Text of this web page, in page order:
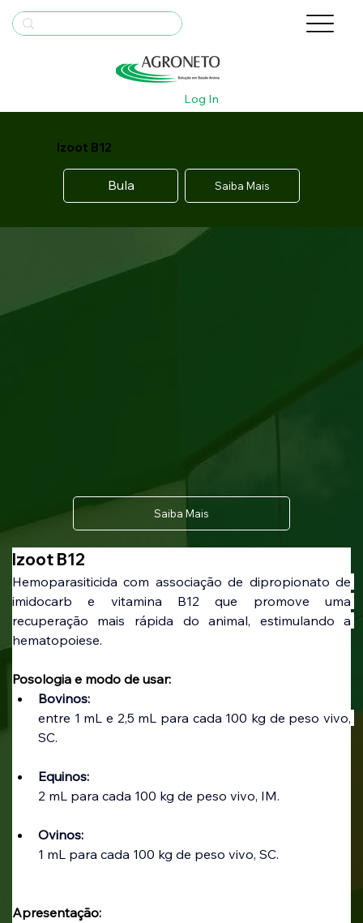
Log In
Izoot B12
Bula Saiba Mais
Izoot B12
Hemoparasiticida com associação de dipropionato de
imidocarb e vitamina B12 que promove uma
recuperação mais rápida do animal, estimulando a
hematopoiese.
Posologia e modo de usar:
Bovinos:
entre 1 mL e 2,5 mL para cada 100 kg de peso vivo,
SC.
Equinos:
2 mL para cada 100 kg de peso vivo, IM.
Ovinos:
1 mL para cada 100 kg de peso vivo, SC.
Apresentação:
Saiba Mais